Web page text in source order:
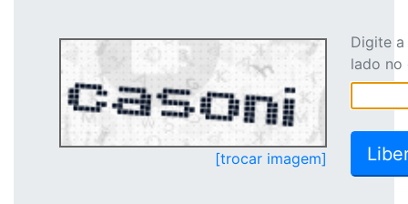
[trocar imagem]
Digite
lado no